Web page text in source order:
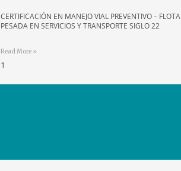
CERTIFICACIÓN EN MANEJO VIAL PREVENTIVO – FLOTA
PESADA EN SERVICIOS Y TRANSPORTE SIGLO 22
Read More »